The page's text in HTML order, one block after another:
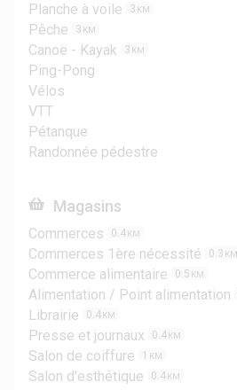
Planche à voile 3 KM
Pêche 3 KM
Canoë - Kayak 3 KM
Ping-Pong
Vélos
VTT
Pétanque
Randonnée pédestre
Magasins
Commerces 0.4 KM
Commerces 1ère nécessité 0.3 KM
Commerce alimentaire 0.5 KM
Alimentation / Point alimentation
Librairie 0.4 KM
Presse et journaux 0.4 KM
Salon de coiffure 1 KM
Salon d'esthétique 0.4 KM